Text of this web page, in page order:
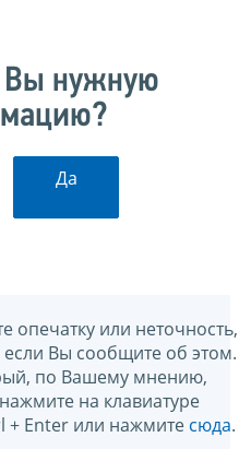
нужную
Да
опечатку или неточность,
Вы сообщите об этом.
по Вашему мнению,
на клавиатуре
Enter или нажмите сюда.